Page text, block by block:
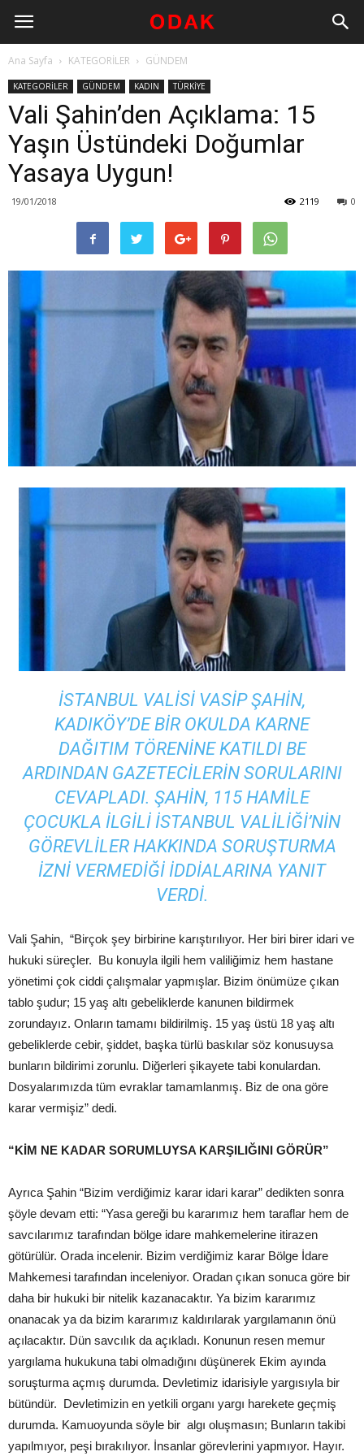
Ana Sayfa KATEGORİLER GÜNDEM
KATEGORİLER GÜNDEM KADIN TÜRKİYE
Vali Şahin’den Açıklama: 15
Yaşın Üstündeki Doğumlar
Yasaya Uygun!
19/01/2018 0
2119
İSTANBUL VALISI VASIP ŞAHIN,
KADIKÖY’DE BIR OKULDA KARNE
DAĞITIM TÖRENINE KATILDI BE
ARDINDAN GAZETECILERIN SORULARINI
CEVAPLADI. ŞAHIN, 115 HAMILE
ÇOCUKLA ILGILI İSTANBUL VALILIĞI’NIN
GÖREVLILER HAKKINDA SORUŞTURMA
IZNI VERMEDIĞI IDDIALARINA YANIT
VERDI.
Vali Şahin, “Birçok şey birbirine karıştırılıyor. Her biri birer idari ve
hukuki süreçler. Bu konuyla ilgili hem valiliğimiz hem hastane
yönetimi çok ciddi çalışmalar yapmışlar. Bizim önümüze çıkan
tablo şudur; 15 yaş altı gebeliklerde kanunen bildirmek
zorundayız. Onların tamamı bildirilmiş. 15 yaş üstü 18 yaş altı
gebeliklerde cebir, şiddet, başka türlü baskılar söz konusuysa
bunların bildirimi zorunlu. Diğerleri şikayete tabi konulardan.
Dosyalarımızda tüm evraklar tamamlanmış. Biz de ona göre
karar vermişiz” dedi.
“KİM NE KADAR SORUMLUYSA KARŞILIĞINI GÖRÜR”
Ayrıca Şahin “Bizim verdiğimiz karar idari karar” dedikten sonra
şöyle devam etti: “Yasa gereği bu kararımız hem taraflar hem de
savcılarımız tarafından bölge idare mahkemelerine itirazen
götürülür. Orada incelenir. Bizim verdiğimiz karar Bölge İdare
Mahkemesi tarafından inceleniyor. Oradan çıkan sonuca göre bir
daha bir hukuki bir nitelik kazanacaktır. Ya bizim kararımız
onanacak ya da bizim kararımız kaldırılarak yargılamanın önü
açılacaktır. Dün savcılık da açıkladı. Konunun resen memur
yargılama hukukuna tabi olmadığını düşünerek Ekim ayında
soruşturma açmış durumda. Devletimiz idarisiyle yargısıyla bir
bütündür. Devletimizin en yetkili organı yargı harekete geçmiş
durumda. Kamuoyunda söyle bir algı oluşmasın; Bunların takibi
yapılmıyor, peşi bırakılıyor. İnsanlar görevlerini yapmıyor. Hayır.